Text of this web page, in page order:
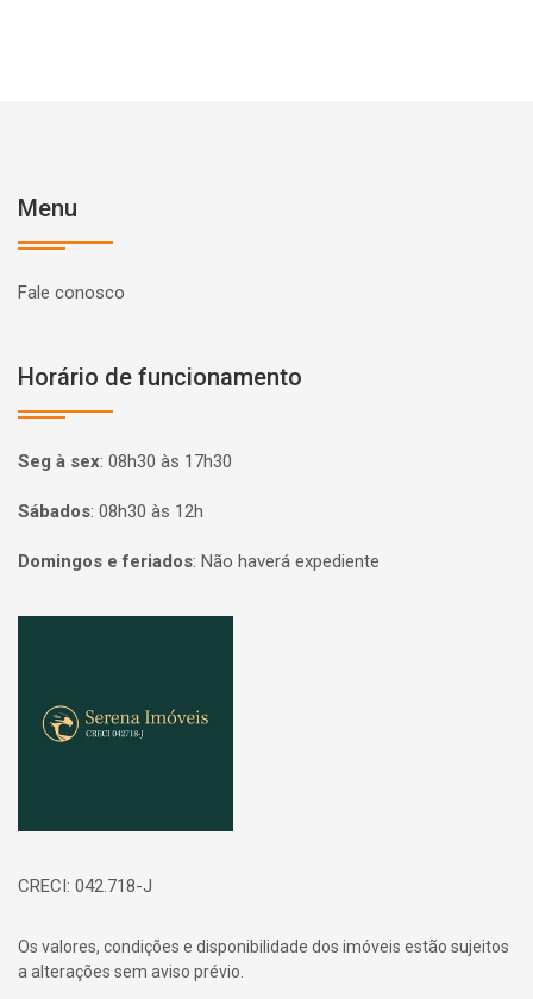
Menu
Fale conosco
Horário de funcionamento
Seg à sex: 08h30 às 17h30
Sábados: 08h30 às 12h
Domingos e feriados: Não haverá expediente
CRECI: 042.718-J
Os valores, condições e disponibilidade dos imóveis estão sujeitos
a alterações sem aviso prévio.